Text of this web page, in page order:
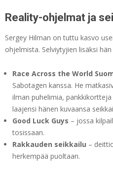
Reality-ohjelmat ja
Sergey Hilman on tuttu kasvo
ohjelmista. Selviytyjien lisäksi
Race Across the World
Sabotagen kanssa. He
ilman puhelimia,
laajensi hänen kuvaansa
Good Luck Guys – jossa
tosissaan.
Rakkauden seikkailu –
herkempää puoltaan.